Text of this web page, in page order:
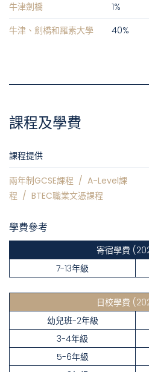
牛津劍橋
1%
牛津、劍橋和羅素大學
40%
課程及學費
課程提供
兩年制GCSE課程 / A-Level課
程 / BTEC職業文憑課程
學費參考
寄宿學費
7-13年級
日校學費
幼兒班-2年級
3-4年級
5-6年級